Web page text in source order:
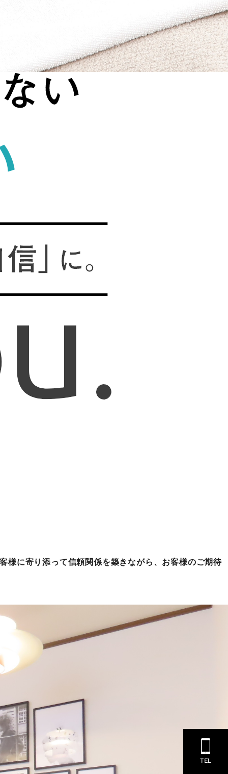
TEL
様に寄り添って信頼関係を築きながら、お客様のご期待